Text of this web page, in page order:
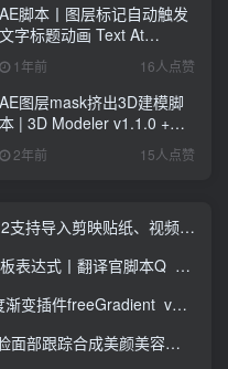
AE脚本丨图层标记自动触发
文字标题动画 Text At
Marker v1.3.1汉化版+英文
+使用教程
1年前 16人点赞
AE图层mask挤出3D建模脚
本 | 3D Modeler v1.1.0 +视
频教程
2年前 15人点赞
入剪映贴纸、视频、音频至PR和AE
式丨翻译官脚本Q_Translator
汉化版/英文版/Win/Mac
美颜美容滤镜特效插件AE Face Tools V6.0.3